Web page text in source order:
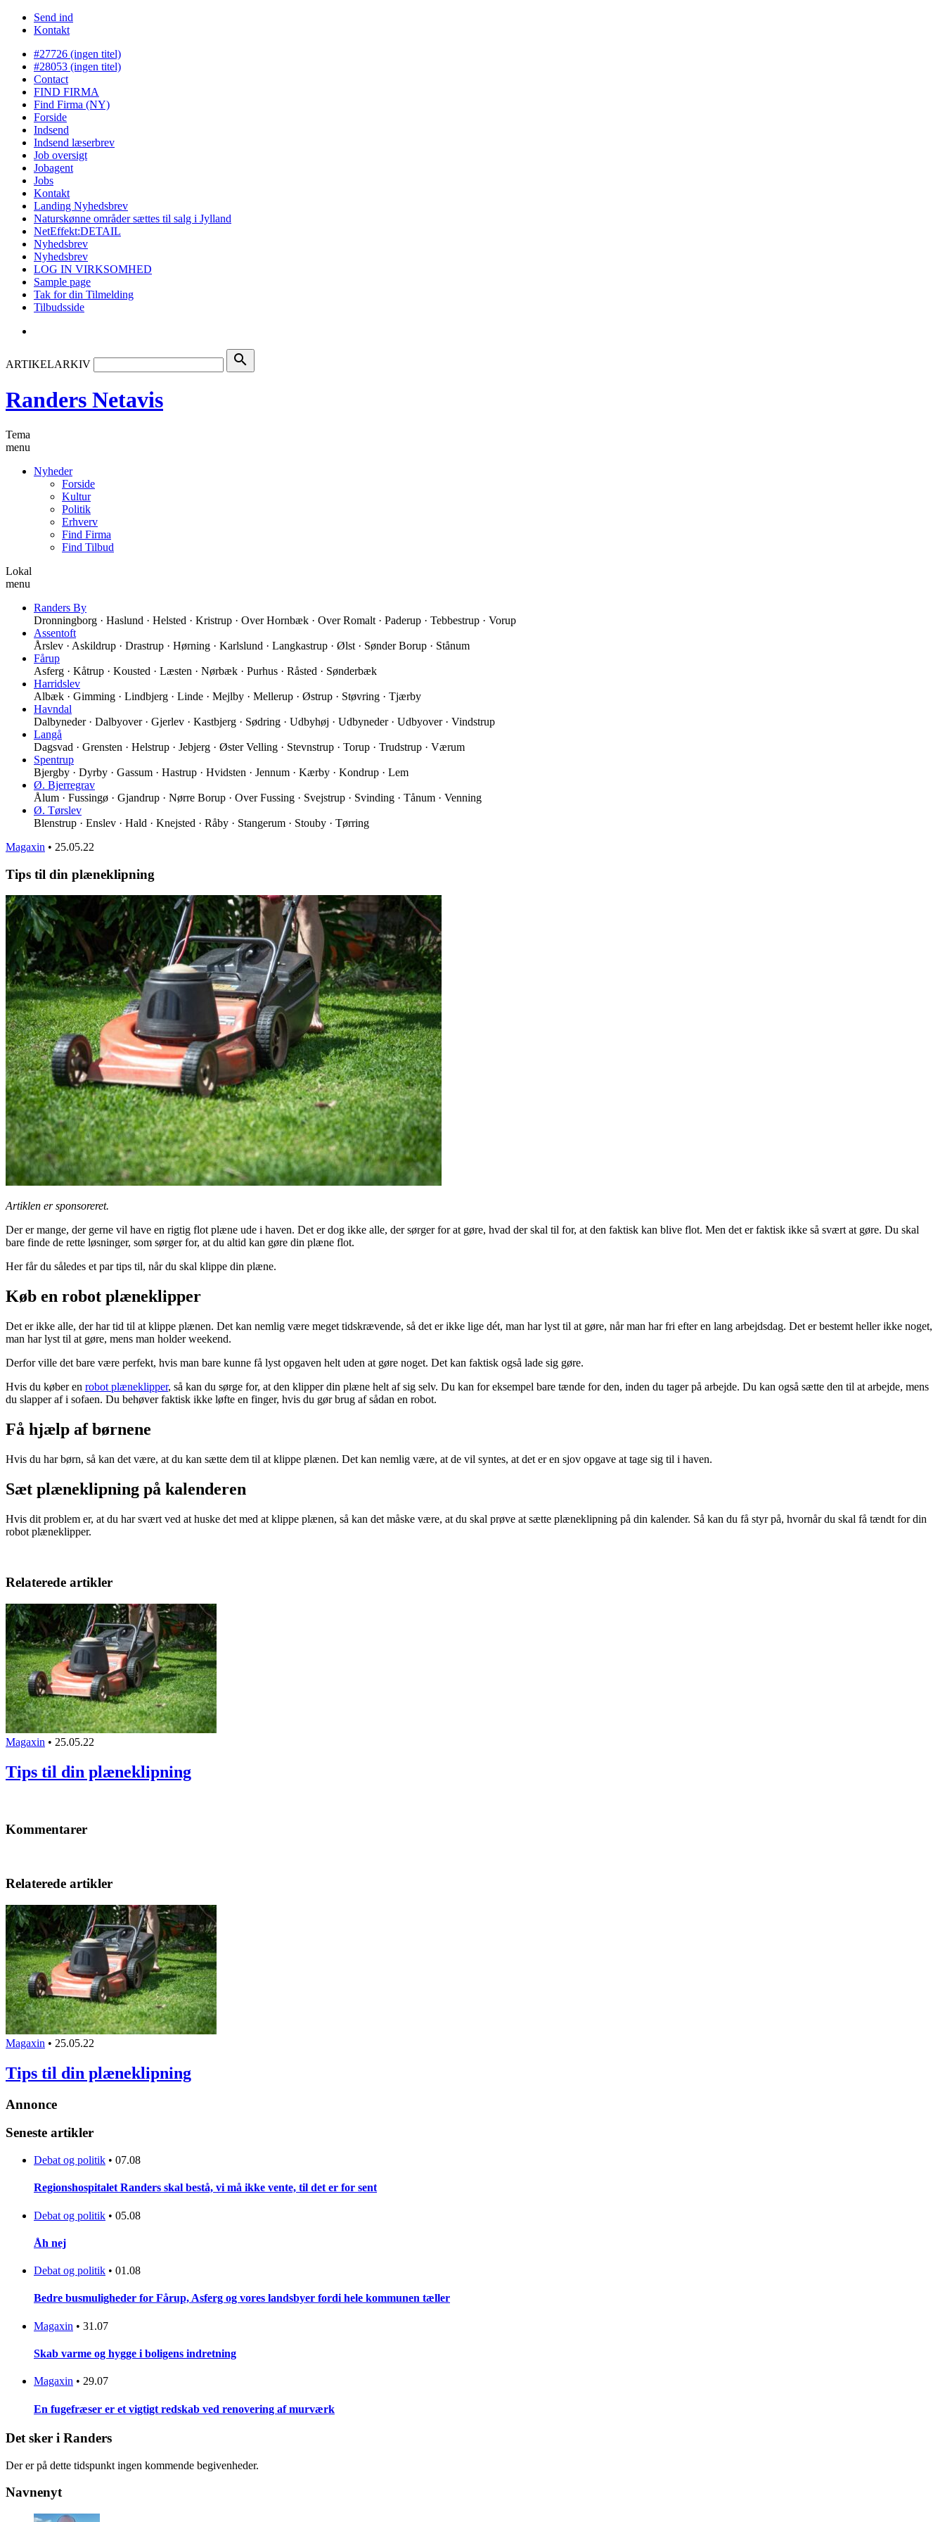
Send ind
Kontakt
#27726 (ingen titel)
#28053 (ingen titel)
Contact
FIND FIRMA
Find Firma (NY)
Forside
Indsend
Indsend læserbrev
Job oversigt
Jobagent
Jobs
Kontakt
Landing Nyhedsbrev
Naturskønne områder sættes til salg i Jylland
NetEffekt:DETAIL
Nyhedsbrev
Nyhedsbrev
LOG IN VIRKSOMHED
Sample page
Tak for din Tilmelding
Tilbudsside
ARTIKELARKIV search
Randers Netavis
Tema
menu
Nyheder
Forside
Kultur
Politik
Erhverv
Find Firma
Find Tilbud
Lokal
menu
Randers By
Dronningborg · Haslund · Helsted · Kristrup · Over Hornbæk · Over Romalt · Paderup · Tebbestrup · Vorup
Assentoft
Årslev · Askildrup · Drastrup · Hørning · Karlslund · Langkastrup · Ølst · Sønder Borup · Stånum
Fårup
Asferg · Kåtrup · Kousted · Læsten · Nørbæk · Purhus · Råsted · Sønderbæk
Harridslev
Albæk · Gimming · Lindbjerg · Linde · Mejlby · Mellerup · Østrup · Støvring · Tjærby
Havndal
Dalbyneder · Dalbyover · Gjerlev · Kastbjerg · Sødring · Udbyhøj · Udbyneder · Udbyover · Vindstrup
Langå
Dagsvad · Grensten · Helstrup · Jebjerg · Øster Velling · Stevnstrup · Torup · Trudstrup · Værum
Spentrup
Bjergby · Dyrby · Gassum · Hastrup · Hvidsten · Jennum · Kærby · Kondrup · Lem
Ø. Bjerregrav
Ålum · Fussingø · Gjandrup · Nørre Borup · Over Fussing · Svejstrup · Svinding · Tånum · Venning
Ø. Tørslev
Blenstrup · Enslev · Hald · Knejsted · Råby · Stangerum · Stouby · Tørring
Magaxin • 25.05.22
Tips til din plæneklipning
Artiklen er sponsoreret.
Der er mange, der gerne vil have en rigtig flot plæne ude i haven. Det er dog ikke alle, der sørger for at gøre, hvad der skal til for, at den faktisk kan blive flot. Men det er faktisk ikke så svært at gøre. Du skal
bare finde de rette løsninger, som sørger for, at du altid kan gøre din plæne flot.
Her får du således et par tips til, når du skal klippe din plæne.
Køb en robot plæneklipper
Det er ikke alle, der har tid til at klippe plænen. Det kan nemlig være meget tidskrævende, så det er ikke lige dét, man har lyst til at gøre, når man har fri efter en lang arbejdsdag. Det er bestemt heller ikke noget,
man har lyst til at gøre, mens man holder weekend.
Derfor ville det bare være perfekt, hvis man bare kunne få lyst opgaven helt uden at gøre noget. Det kan faktisk også lade sig gøre.
Hvis du køber en robot plæneklipper, så kan du sørge for, at den klipper din plæne helt af sig selv. Du kan for eksempel bare tænde for den, inden du tager på arbejde. Du kan også sætte den til at arbejde, mens
du slapper af i sofaen. Du behøver faktisk ikke løfte en finger, hvis du gør brug af sådan en robot.
Få hjælp af børnene
Hvis du har børn, så kan det være, at du kan sætte dem til at klippe plænen. Det kan nemlig være, at de vil syntes, at det er en sjov opgave at tage sig til i haven.
Sæt plæneklipning på kalenderen
Hvis dit problem er, at du har svært ved at huske det med at klippe plænen, så kan det måske være, at du skal prøve at sætte plæneklipning på din kalender. Så kan du få styr på, hvornår du skal få tændt for din
robot plæneklipper.
Relaterede artikler
Magaxin • 25.05.22
Tips til din plæneklipning
Kommentarer
Relaterede artikler
Magaxin • 25.05.22
Tips til din plæneklipning
Annonce
Seneste artikler
Debat og politik • 07.08
Regionshospitalet Randers skal bestå, vi må ikke vente, til det er for sent
Debat og politik • 05.08
Åh nej
Debat og politik • 01.08
Bedre busmuligheder for Fårup, Asferg og vores landsbyer fordi hele kommunen tæller
Magaxin • 31.07
Skab varme og hygge i boligens indretning
Magaxin • 29.07
En fugefræser er et vigtigt redskab ved renovering af murværk
Det sker i Randers
Der er på dette tidspunkt ingen kommende begivenheder.
Navnenyt